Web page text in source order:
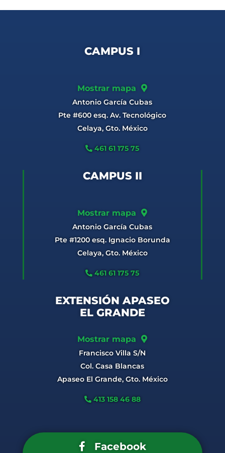
CAMPUS I
Mostrar mapa
Antonio García Cubas
Pte #600 esq. Av. Tecnológico
Celaya, Gto. México
461 61 175 75
CAMPUS II
Mostrar mapa
Antonio García Cubas
Pte #1200 esq. Ignacio Borunda
Celaya, Gto. México
461 61 175 75
EXTENSIÓN APASEO
EL GRANDE
Mostrar mapa
Francisco Villa S/N
Col. Casa Blancas
Apaseo El Grande, Gto. México
413 158 46 88
Facebook